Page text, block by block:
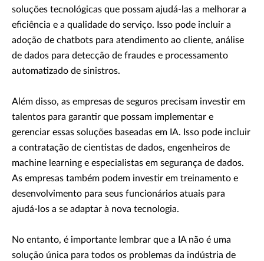
soluções tecnológicas que possam ajudá-las a melhorar a
eficiência e a qualidade do serviço. Isso pode incluir a
adoção de chatbots para atendimento ao cliente, análise
de dados para detecção de fraudes e processamento
automatizado de sinistros.
Além disso, as empresas de seguros precisam investir em
talentos para garantir que possam implementar e
gerenciar essas soluções baseadas em IA. Isso pode incluir
a contratação de cientistas de dados, engenheiros de
machine learning e especialistas em segurança de dados.
As empresas também podem investir em treinamento e
desenvolvimento para seus funcionários atuais para
ajudá-los a se adaptar à nova tecnologia.
No entanto, é importante lembrar que a IA não é uma
solução única para todos os problemas da indústria de